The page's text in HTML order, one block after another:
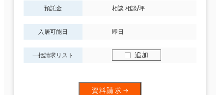
預託金 相談 相談/坪
入居可能日 即日
一括請求リスト 追加
資料請求